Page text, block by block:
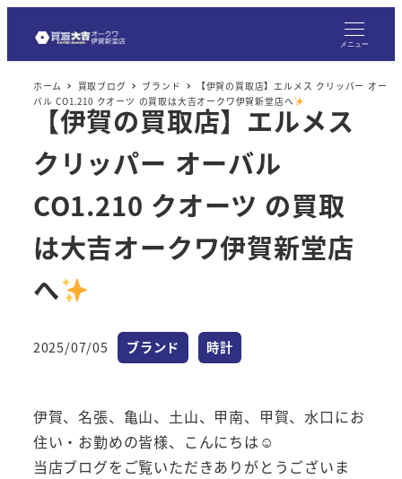
メニュー
ホーム 買取ブログ ブランド
【伊賀の買取店】エルメス クリッパー オー
バル CO1.210 クオーツ の買取は大吉オークワ伊賀新堂店へ
【伊賀の買取店】エルメス
クリッパー オーバル
CO1.210 クオーツ の買取
は大吉オークワ伊賀新堂店
へ
投稿日
2025/07/05 カテゴリー
ブランド カテゴリー
時計
伊賀、名張、亀山、土山、甲南、甲賀、水口にお
住い・お勤めの皆様、こんにちは☺
当店ブログをご覧いただきありがとうございま